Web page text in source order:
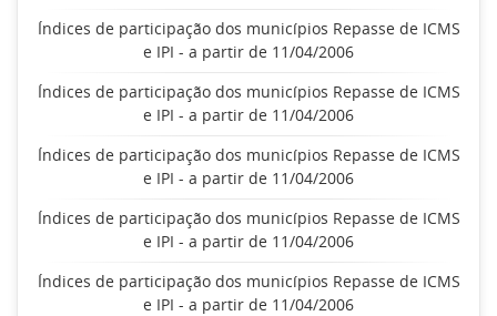
Índices de participação dos municípios Repasse de ICMS
e IPI - a partir de 11/04/2006
Índices de participação dos municípios Repasse de ICMS
e IPI - a partir de 11/04/2006
Índices de participação dos municípios Repasse de ICMS
e IPI - a partir de 11/04/2006
Índices de participação dos municípios Repasse de ICMS
e IPI - a partir de 11/04/2006
Índices de participação dos municípios Repasse de ICMS
e IPI - a partir de 11/04/2006